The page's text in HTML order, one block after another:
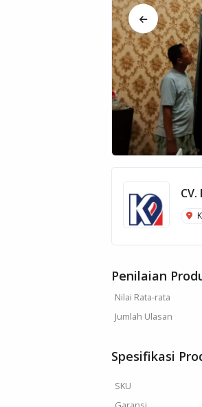
CV.
Penilaian
Nilai Rata-rata
Jumlah Ulasan
Spesifikasi
SKU